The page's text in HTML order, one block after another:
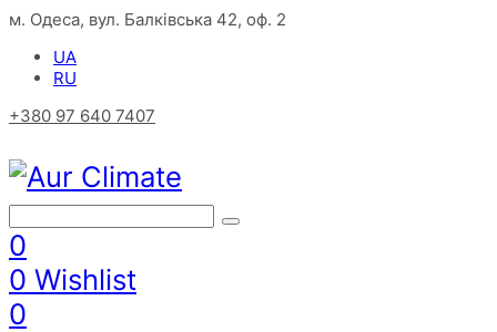
м. Одеса, вул. Балківська 42, оф. 2
UA
RU
+380 97 640 7407
0
0 Wishlist
0